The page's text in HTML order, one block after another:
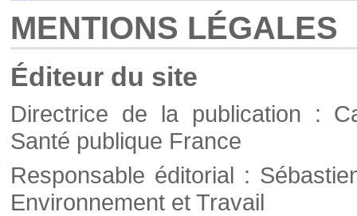
MENTIONS LÉGALES
Éditeur du site
Directrice de la publication :
Santé publique France
Responsable éditorial :
Environnement et Travail